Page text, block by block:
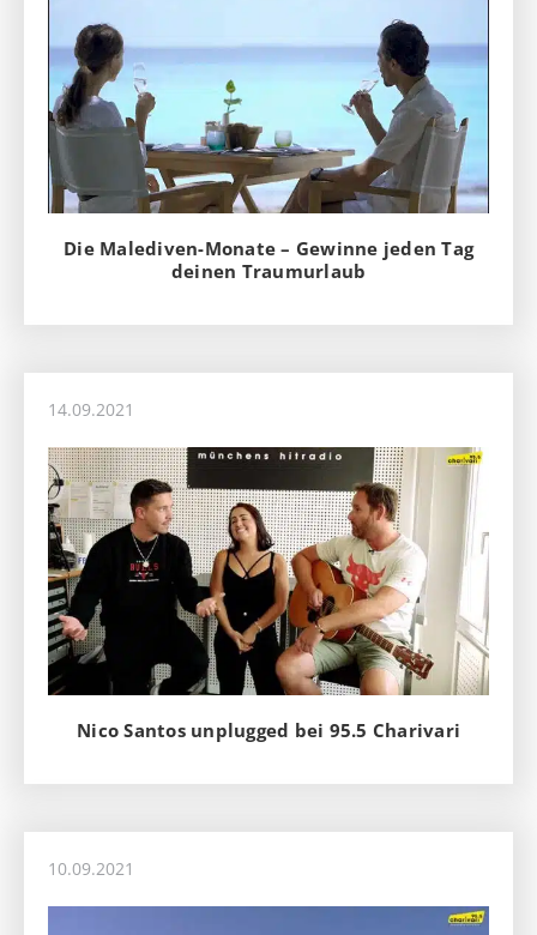
Die Malediven-Monate – Gewinne jeden Tag
deinen Traumurlaub
14.09.2021
Nico Santos unplugged bei 95.5 Charivari
10.09.2021